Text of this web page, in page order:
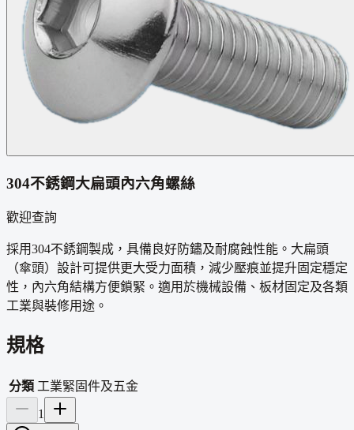
304不銹鋼大扁頭內六角螺絲
歡迎查詢
採用304不銹鋼製成，具備良好防鏽及耐腐蝕性能。大扁頭
（傘頭）設計可提供更大受力面積，減少壓痕並提升固定穩定
性，內六角結構方便鎖緊。適用於機械設備、板材固定及各類
工業與裝修用途。
規格
分類 工業緊固件及五金
1